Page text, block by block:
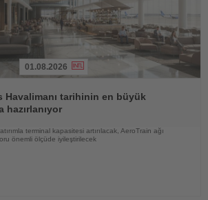
01.08.2026
Havalimanı tarihinin en büyük
hazırlanıyor
terminal kapasitesi artırılacak, AeroTrain ağı
önemli ölçüde iyileştirilecek